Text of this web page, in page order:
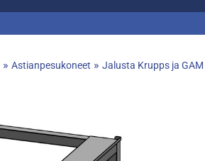
» Astianpesukoneet » Jalusta Krupps ja